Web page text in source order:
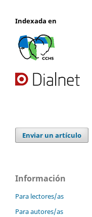
Indexada en
Enviar un artículo
Información
Para lectores/as
Para autores/as